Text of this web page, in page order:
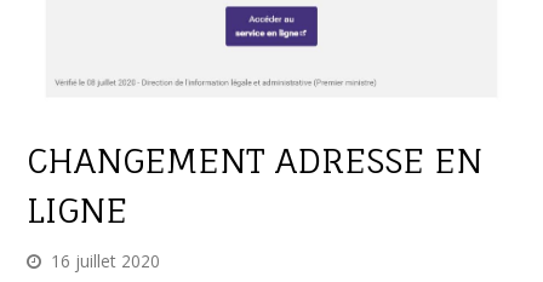
CHANGEMENT ADRESSE EN
LIGNE
16 juillet 2020